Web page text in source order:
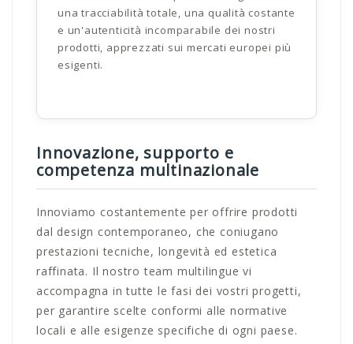
una tracciabilità totale, una qualità costante
e un'autenticità incomparabile dei nostri
prodotti, apprezzati sui mercati europei più
esigenti.
Innovazione, supporto e
competenza multinazionale
Innoviamo costantemente per offrire prodotti
dal design contemporaneo, che coniugano
prestazioni tecniche, longevità ed estetica
raffinata. Il nostro team multilingue vi
accompagna in tutte le fasi dei vostri progetti,
per garantire scelte conformi alle normative
locali e alle esigenze specifiche di ogni paese.